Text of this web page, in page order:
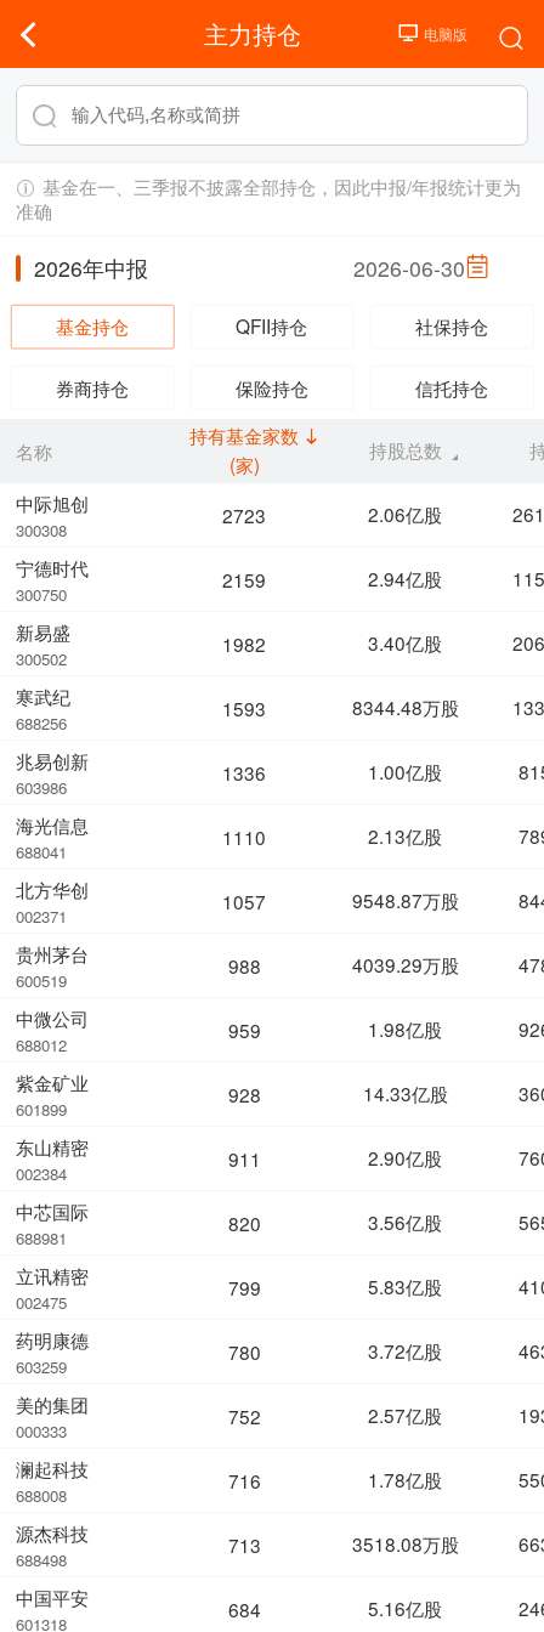
主力持仓
基金在一、三季报不披露全部持仓，因此中报/年报统计更为
准确
2026年中报 2026-06-30
基金持仓 QFII持仓 社保持仓
券商持仓 保险持仓 信托持仓
名称
中际旭创
300308
宁德时代
300750
新易盛
300502
寒武纪
688256
兆易创新
603986
海光信息
688041
北方华创
002371
贵州茅台
600519
中微公司
688012
紫金矿业
601899
东山精密
002384
中芯国际
688981
立讯精密
002475
药明康德
603259
美的集团
000333
澜起科技
688008
源杰科技
688498
中国平安
601318
持有基金家数
(家)
持股总数
2723 2.06亿股
2159 2.94亿股
1982 3.40亿股
1593 8344.48万股
1336 1.00亿股
1110 2.13亿股
1057 9548.87万股
988 4039.29万股
959 1.98亿股
928 14.33亿股
911 2.90亿股
820 3.56亿股
799 5.83亿股
780 3.72亿股
752 2.57亿股
716 1.78亿股
713 3518.08万股
684 5.16亿股